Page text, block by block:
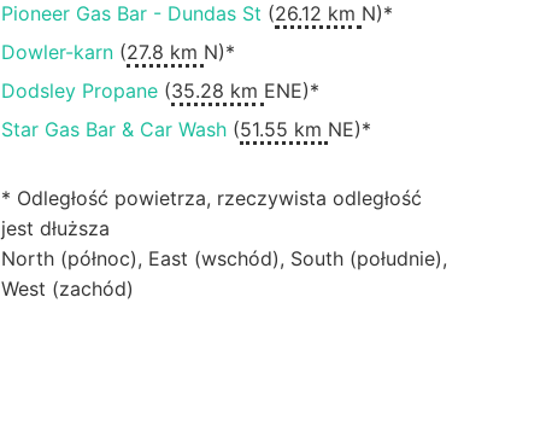
Pioneer Gas Bar - Dundas St (26.12 km N)*
Dowler-karn(27.8 km N)*
Dodsley Propane(35.28 km ENE)*
Star Gas Bar & Car Wash(51.55 km NE)*
* Odległość powietrza, rzeczywista odległość
jest dłuższa
North (północ), East (wschód), South (południe),
West (zachód)